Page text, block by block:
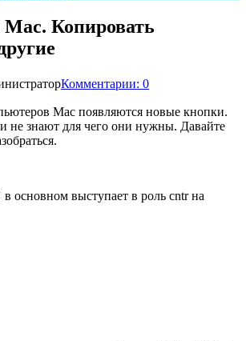
Копировать
Комментарии: 0
Mac появляются новые кнопки.
не знают для чего они нужны. Давайте
основном выступает в роль cntr на